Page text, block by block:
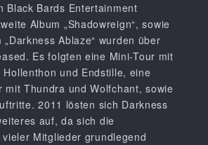
Black Bards Entertainment
Album „Shadowreign“, sowie
Ablaze“ wurden über
Es folgten eine Mini-Tour mit
und Endstille, eine
mit Thundra und Wolfchant, sowie
2011 lösten sich Darkness
auf, da sich die
Mitglieder grundlegend